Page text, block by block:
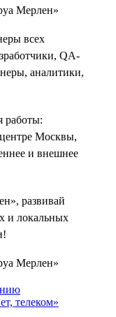
всех
QA-
аналитики,
работы:
Москвы,
и внешнее
развивай
и локальных
телеком»